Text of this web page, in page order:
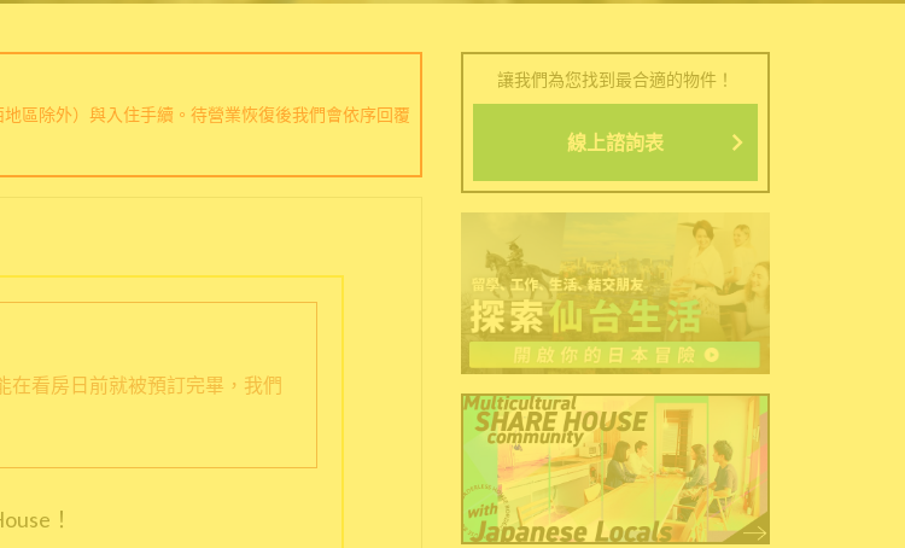
區除外）與入住手續。待營業恢復後我們會依序回覆
在看房日前就被預訂完畢，我們
！
讓我們為您找到最合適的物件！
線上諮詢表